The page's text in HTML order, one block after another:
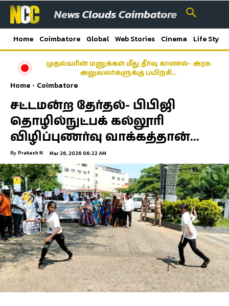
Home Coimbatore Global Web Stories Cinema Life Style
முதல்வரின் மனுக்கள் மீது தீர்வு காணல்- அரசு
அலுவலர்களுக்கு பயிற்சி…
Home Coimbatore
சட்டமன்ற தேர்தல்- பிபிஜி
தொழில்நுட்பக் கல்லூரி
விழிப்புணர்வு வாக்கத்தான்…
By Prakash N Mar 26, 2026 06:22 AM